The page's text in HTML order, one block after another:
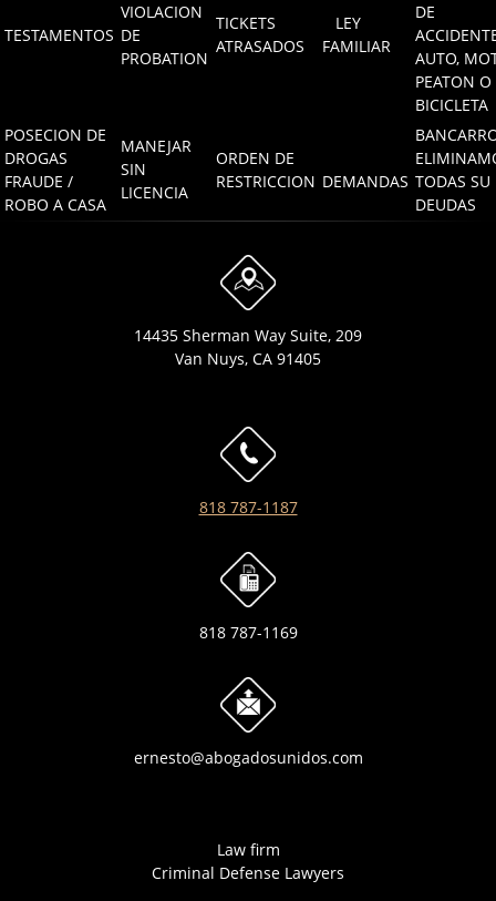
TESTAMENTOS
VIOLACION
DE
PROBATION
TICKETS
ATRASADOS
LEY
FAMILIAR
DE
AUTO,
PEATON O
BICICLETA
POSECION DE
DROGAS
FRAUDE /
ROBO A CASA
MANEJAR
SIN
LICENCIA
ORDEN DE
RESTRICCION DEMANDAS TODAS SU
DEUDAS
14435 Sherman Way Suite, 209
Van Nuys, CA 91405
818 787-1187
818 787-1169
ernesto@abogadosunidos.com
Law firm
Criminal Defense Lawyers